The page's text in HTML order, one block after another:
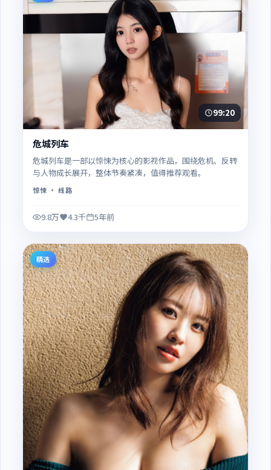
99:20
危城列车
危城列车是一部以惊悚为核心的影视作品，围绕危机、反转
与人物成长展开，整体节奏紧凑，值得推荐观看。
惊悚 · 线路
9.8万 4.3千 5年前
精选